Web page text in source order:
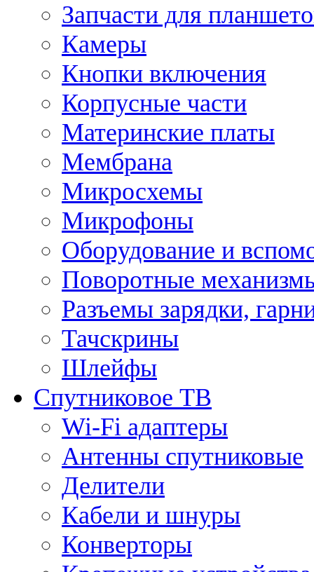
Запчасти для
Камеры
Кнопки включения
Корпусные части
Материнские платы
Мембрана
Микросхемы
Микрофоны
Оборудование и
Поворотные
Разъемы зарядки,
Тачскрины
Шлейфы
Спутниковое ТВ
Wi-Fi адаптеры
Антенны спутниковые
Делители
Кабели и шнуры
Конверторы